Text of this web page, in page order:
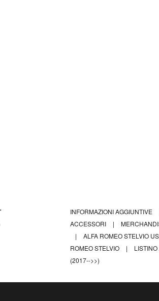
INFORMAZIONI AGGIUNTIVE
ACCESSORI
|
|
ALFA ROMEO STELVIO
ROMEO STELVIO
|
(2017-->>)